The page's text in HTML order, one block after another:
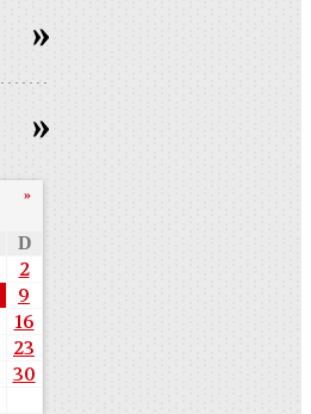
»
D
2
9
16
23
30